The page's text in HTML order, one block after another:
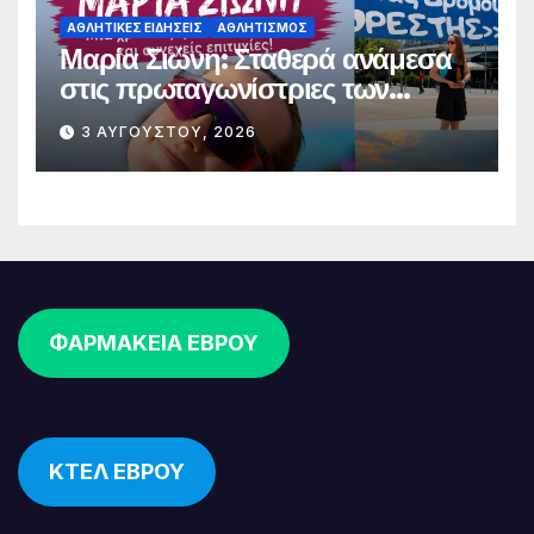
ΑΘΛΗΤΙΚΈΣ ΕΙΔΉΣΕΙΣ ΑΘΛΗΤΙΣΜΌΣ
Μαρία Σιώνη: Σταθερά ανάμεσα
στις πρωταγωνίστριες των
δρομικών διοργανώσεων
3 ΑΥΓΟΎΣΤΟΥ, 2026
ΦΑΡΜΑΚΕΙΑ ΕΒΡΟΥ
ΚΤΕΛ ΕΒΡΟΥ